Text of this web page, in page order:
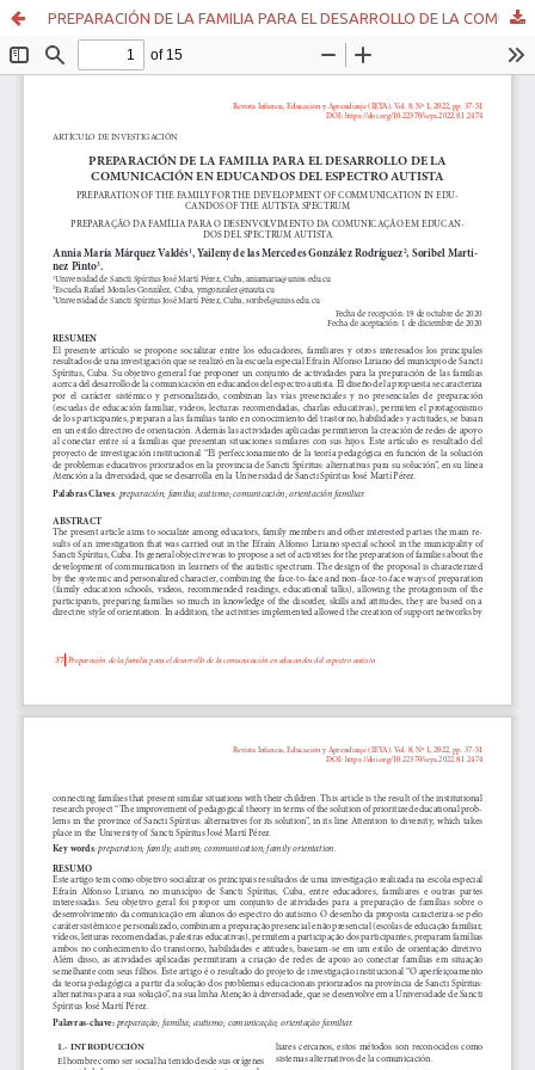
PREPARACIÓN DE LA FAMILIA PARA EL DESARROLLO DE LA COMUNICACIÓN EN EDUCANDOS DEL ESPECTRO AUTISTA